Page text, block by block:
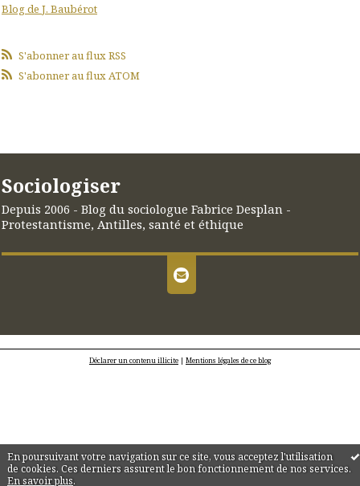
En poursuivant votre navigation sur ce site, vous acceptez l'utilisation
de cookies. Ces derniers assurent le bon fonctionnement de nos services.
En savoir plus.
Blog de J. Baubérot
S'abonner au flux RSS
S'abonner au flux ATOM
Sociologiser
Depuis 2006 - Blog du sociologue Fabrice Desplan -
Protestantisme, Antilles, santé et éthique
Déclarer un contenu illicite | Mentions légales de ce blog